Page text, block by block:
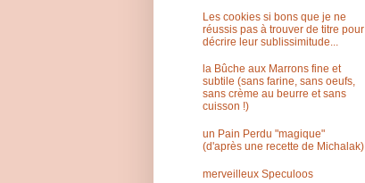
Les cookies si bons que je ne
réussis pas à trouver de titre pour
décrire leur sublissimitude...
la Bûche aux Marrons fine et
subtile (sans farine, sans oeufs,
sans crème au beurre et sans
cuisson !)
un Pain Perdu "magique"
(d'après une recette de Michalak)
merveilleux Speculoos